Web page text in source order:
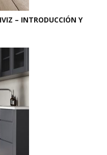
– INTRODUCCIÓN Y